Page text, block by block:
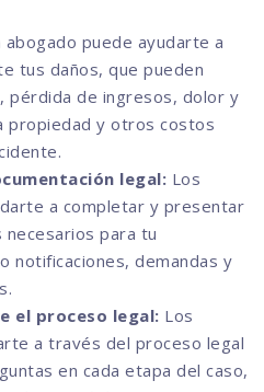
abogado puede ayudarte a
tus daños, que pueden
pérdida de ingresos, dolor y
propiedad y otros costos
legal: Los
a completar y presentar
para tu
notificaciones, demandas y
el proceso legal: Los
a través del proceso legal
en cada etapa del caso,